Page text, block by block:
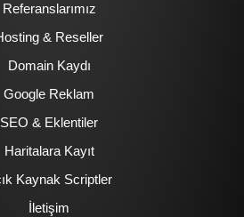
Referanslarımız
& Reseller
Domain Kaydı
Google Reklam
SEO & Eklentiler
Haritalara Kayıt
Kaynak Scriptler
İletişim